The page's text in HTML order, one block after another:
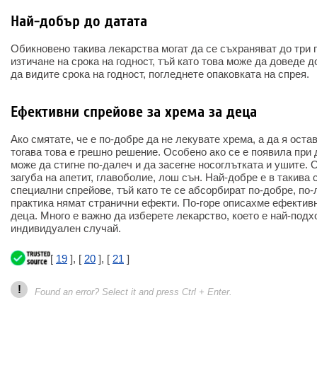
Най-добър до датата
Обикновено такива лекарства могат да се съхраняват до три
изтичане на срока на годност, тъй като това може да доведе
да видите срока на годност, погледнете опаковката на спрея.
Ефективни спрейове за хрема за деца
Ако смятате, че е по-добре да не лекувате хрема, а да я
тогава това е грешно решение. Особено ако се е появила
може да стигне по-далеч и да засегне носоглътката и ушите.
загуба на апетит, главоболие, лош сън. Най-добре е в такива
специални спрейове, тъй като те се абсорбират по-добре,
практика нямат странични ефекти. По-горе описахме
деца. Много е важно да изберете лекарство, което е най-
индивидуален случай.
[ 19 ], [ 20 ], [ 21 ]
! Found an error? Select it and press Ctrl + Enter.